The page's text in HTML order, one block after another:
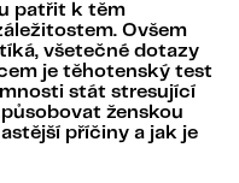
patřit k těm
Ovšem
všetečné dotazy
je těhotenský test
stát stresující
ženskou
příčiny a jak je